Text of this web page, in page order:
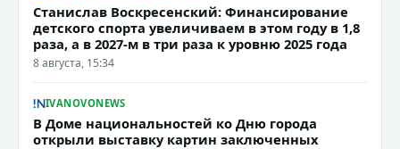
Станислав Воскресенский: Финансирование
детского спорта увеличиваем в этом году в 1,8
раза, а в 2027-м в три раза к уровню 2025 года
8 августа, 15:34
IVANOVONEWS
В Доме национальностей ко Дню города
открыли выставку картин заключенных